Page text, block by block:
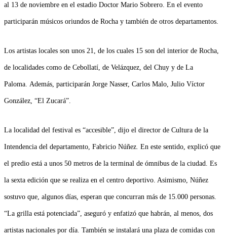
al 13 de noviembre en el estadio Doctor Mario Sobrero. En el evento
participarán músicos oriundos de Rocha y también de otros departamentos.
Los artistas locales son unos 21, de los cuales 15 son del interior de Rocha,
de localidades como de Cebollatí, de Velázquez, del Chuy y de La
Paloma. Además, participarán Jorge Nasser, Carlos Malo, Julio Víctor
González, “El Zucará”.
La localidad del festival es “accesible”, dijo el director de Cultura de la
Intendencia del departamento, Fabricio Núñez En este sentido, explicó que
el predio está a unos 50 metros de la terminal de ómnibus de la ciudad. Es
la sexta edición que se realiza en el centro deportivo. Asimismo, Núñez
sostuvo que, algunos días, esperan que concurran más de 15.000 personas.
“La grilla está potenciada”, aseguró y enfatizó que habrán, al menos, dos
artistas nacionales por día. También se instalará una plaza de comidas con